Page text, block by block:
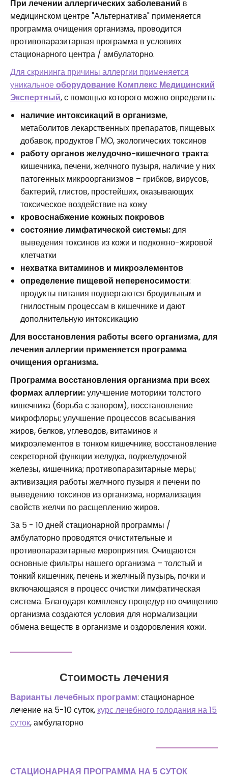
При лечении аллергических заболеваний в
медицинском центре "Альтернатива" применяется
программа очищения организма, проводится
противопаразитарная программа в условиях
стационарного центра / амбулаторно.
Для скрининга причины аллергии применяется
уникальноеоборудование Комплекс Медицинский
Экспертный, с помощью которого можно определить:
наличие интоксикаций в организме,
метаболитов лекарственных препаратов, пищевых
добавок, продуктов ГМО, экологических токсинов
работу органов желудочно-кишечного тракта:
кишечника, печени, желчного пузыря, наличие у них
патогенных микроорганизмов – грибков, вирусов,
бактерий, глистов, простейших, оказывающих
токсическое воздействие на кожу
кровоснабжение кожных покровов
состояние лимфатической системы:для
выведения токсинов из кожи и подкожно-жировой
клетчатки
нехватка витаминов и микроэлементов
определение пищевой непереносимости:
продукты питания подвергаются бродильным и
гнилостным процессам в кишечнике и дают
дополнительную интоксикацию
Для восстановления работы всего организма, для
лечения аллергии применяется программа
очищения организма.
Программа восстановления организма при всех
формах аллергии:улучшение моторики толстого
кишечника (борьба с запором), восстановление
микрофлоры; улучшение процессов всасывания
жиров, белков, углеводов, витаминов и
микроэлементов в тонком кишечнике; восстановление
секреторной функции желудка, поджелудочной
железы, кишечника; противопаразитарные меры;
активизация работы желчного пузыря и печени по
выведению токсинов из организма, нормализация
свойств желчи по расщеплению жиров.
За 5 - 10 дней стационарной программы /
амбулаторно проводятся очистительные и
противопаразитарные мероприятия. Очищаются
основные фильтры нашего организма – толстый и
тонкий кишечник, печень и желчный пузырь, почки и
включающаяся в процесс очистки лимфатическая
система. Благодаря комплексу процедур по очищению
организма создаются условия для нормализации
обмена веществ в организме и оздоровления кожи.
Стоимость лечения
Варианты лечебных программ: стационарное
лечение на 5-10 суток, курс лечебного голодания на 15
суток, амбулаторно
СТАЦИОНАРНАЯ ПРОГРАММА НА 5 СУТОК